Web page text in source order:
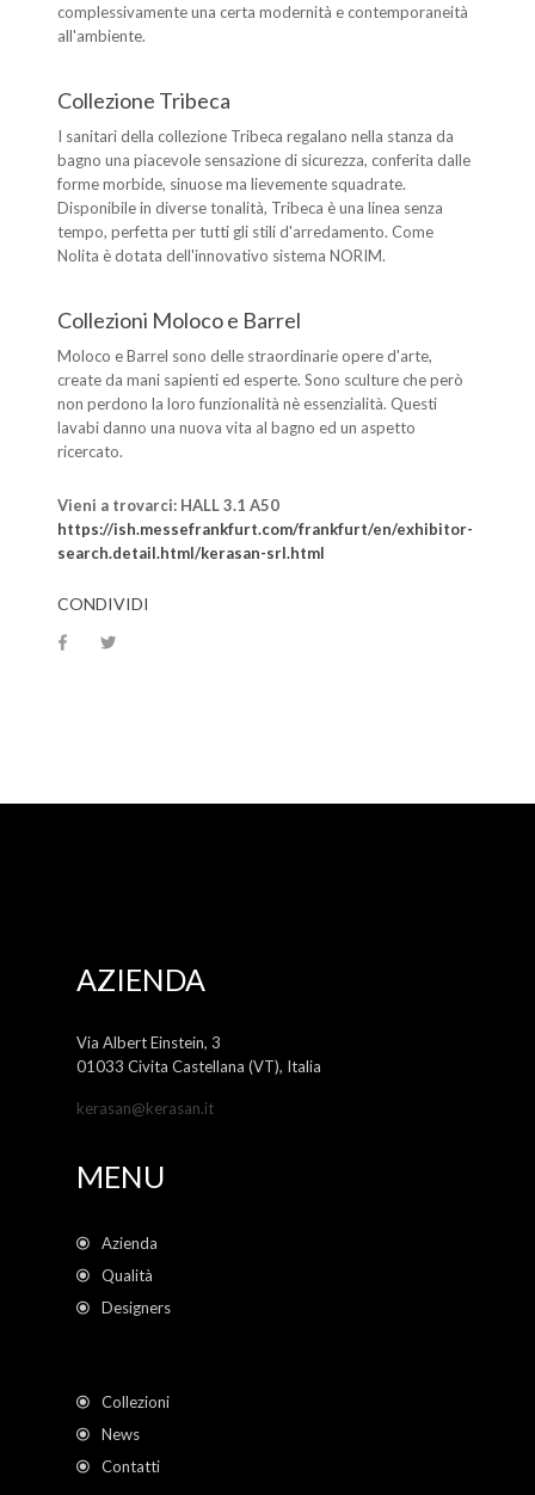
complessivamente una certa modernità e contemporaneità
all'ambiente.
Collezione Tribeca
I sanitari della collezione Tribeca regalano nella stanza da
bagno una piacevole sensazione di sicurezza, conferita dalle
forme morbide, sinuose ma lievemente squadrate.
Disponibile in diverse tonalità, Tribeca è una linea senza
tempo, perfetta per tutti gli stili d'arredamento. Come
Nolita è dotata dell'innovativo sistema NORIM.
Collezioni Moloco e Barrel
Moloco e Barrel sono delle straordinarie opere d'arte,
create da mani sapienti ed esperte. Sono sculture che però
non perdono la loro funzionalità nè essenzialità. Questi
lavabi danno una nuova vita al bagno ed un aspetto
ricercato.
Vieni a trovarci: HALL 3.1 A50
https://ish.messefrankfurt.com/frankfurt/en/exhibitor-
search.detail.html/kerasan-srl.html
CONDIVIDI
AZIENDA
Via Albert Einstein, 3
01033 Civita Castellana (VT), Italia
kerasan@kerasan.it
MENU
Azienda
Qualità
Designers
Collezioni
News
Contatti